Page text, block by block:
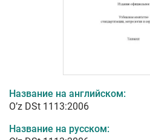
Название на английском:
O’z DSt 1113:2006
Название на русском: